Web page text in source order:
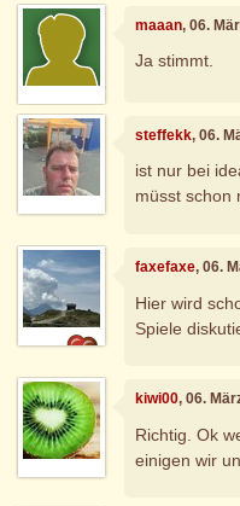
maaan, 06.
Ja stimmt.
steffekk, 06.
ist nur bei
müsst schon
faxefaxe, 06.
Hier wird
Spiele
kiwi00, 06.
Richtig. Ok
einigen wir